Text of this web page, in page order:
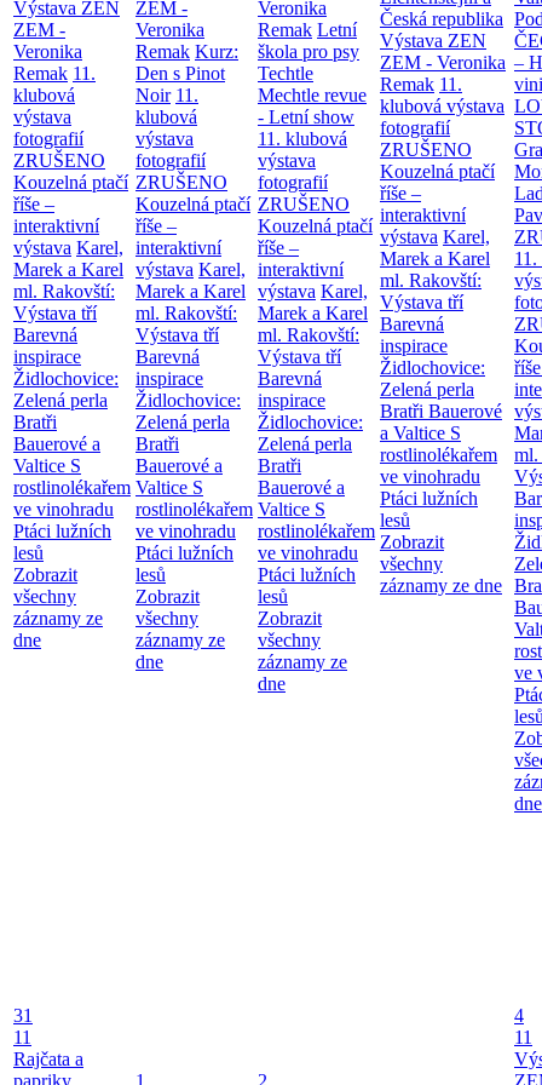
Výstava ZEN
ZEM -
Veronika
Remak 11.
klubová
výstava
fotografií
ZRUŠENO
Kouzelná ptačí
říše –
interaktivní
výstava Karel,
Marek a Karel
ml. Rakovští:
Výstava tří
Barevná
inspirace
Židlochovice:
Zelená perla
Bratři
Bauerové a
Valtice S
rostlinolékařem
ve vinohradu
Ptáci lužních
lesů
Zobrazit
všechny
záznamy ze
dne
ZEM -
Veronika
Remak Kurz:
Den s Pinot
Noir 11.
klubová
výstava
fotografií
ZRUŠENO
Kouzelná ptačí
říše –
interaktivní
výstava Karel,
Marek a Karel
ml. Rakovští:
Výstava tří
Barevná
inspirace
Židlochovice:
Zelená perla
Bratři
Bauerové a
Valtice S
rostlinolékařem
ve vinohradu
Ptáci lužních
lesů
Zobrazit
všechny
záznamy ze
dne
Veronika
Remak Letní
škola pro psy
Techtle
Mechtle revue
- Letní show
11. klubová
výstava
fotografií
ZRUŠENO
Kouzelná ptačí
říše –
interaktivní
výstava Karel,
Marek a Karel
ml. Rakovští:
Výstava tří
Barevná
inspirace
Židlochovice:
Zelená perla
Bratři
Bauerové a
Valtice S
rostlinolékařem
ve vinohradu
Ptáci lužních
lesů
Zobrazit
všechny
záznamy ze
dne
Česká republika
Výstava ZEN
ZEM - Veronika
Remak 11.
klubová výstava
fotografií
ZRUŠENO
Kouzelná ptačí
říše –
interaktivní
výstava Karel,
Marek a Karel
ml. Rakovští:
Výstava tří
Barevná
inspirace
Židlochovice:
Zelená perla
Bratři Bauerové
a Valtice S
rostlinolékařem
ve vinohradu
Ptáci lužních
lesů
Zobrazit
všechny
záznamy ze dne
–
ml.
ve
dne
31
11
Rajčata a
4
11